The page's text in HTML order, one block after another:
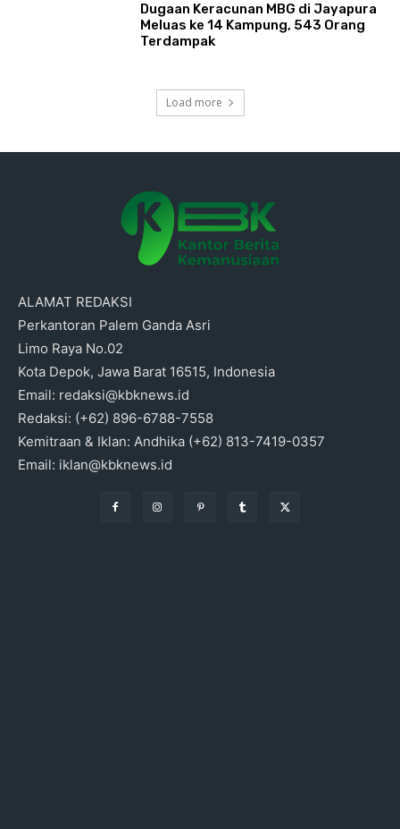
Dugaan Keracunan MBG di Jayapura
Meluas ke 14 Kampung, 543 Orang
Terdampak
Load more
ALAMAT REDAKSI
Perkantoran Palem Ganda Asri
Limo Raya No.02
Kota Depok, Jawa Barat 16515, Indonesia
Email: redaksi@kbknews.id
Redaksi: (+62) 896-6788-7558
Kemitraan & Iklan: Andhika (+62) 813-7419-0357
Email: iklan@kbknews.id